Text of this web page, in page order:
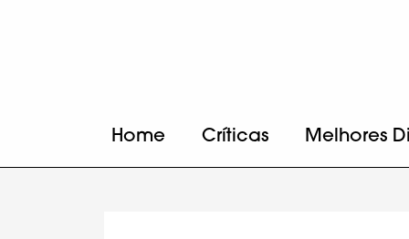
Home Críticas Melhores